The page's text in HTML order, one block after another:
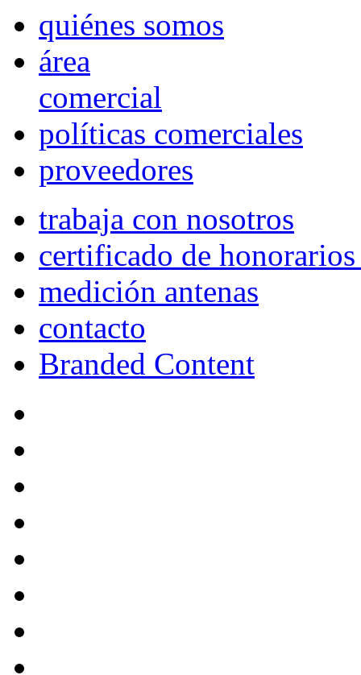
quiénes somos
área
comercial
políticas comerciales
proveedores
trabaja con nosotros
certificado de
medición antenas
contacto
Branded Content